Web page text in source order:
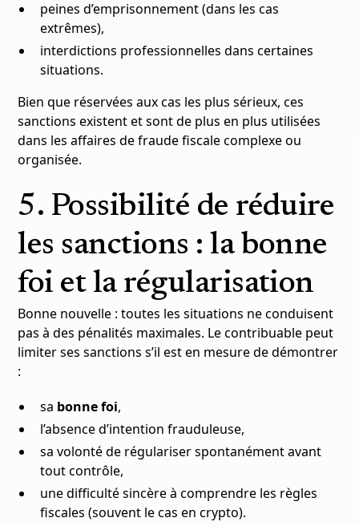
peines d’emprisonnement (dans les cas
extrêmes),
interdictions professionnelles dans certaines
situations.
Bien que réservées aux cas les plus sérieux, ces
sanctions existent et sont de plus en plus utilisées
dans les affaires de fraude fiscale complexe ou
organisée.
5. Possibilité de réduire
les sanctions : la bonne
foi et la régularisation
Bonne nouvelle : toutes les situations ne conduisent
pas à des pénalités maximales. Le contribuable peut
limiter ses sanctions s’il est en mesure de démontrer
:
sa bonne foi,
l’absence d’intention frauduleuse,
sa volonté de régulariser spontanément avant
tout contrôle,
une difficulté sincère à comprendre les règles
fiscales (souvent le cas en crypto).